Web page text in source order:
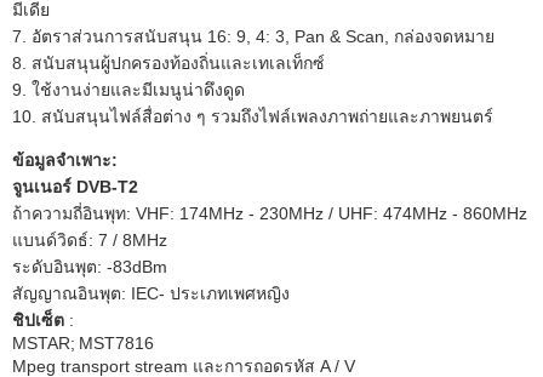
มีเดีย
7. อัตราส่วนการสนับสนุน 16: 9, 4: 3, Pan & Scan, กล่องจดหมาย
8. สนับสนุนผู้ปกครองท้องถิ่นและเทเลเท็กซ์
9. ใช้งานง่ายและมีเมนูน่าดึงดูด
10. สนับสนุนไฟล์สื่อต่าง ๆ รวมถึงไฟล์เพลงภาพถ่ายและภาพยนตร์
ข้อมูลจำเพาะ:
จูนเนอร์ DVB-T2
ถ้าความถี่อินพุท: VHF: 174MHz - 230MHz / UHF: 474MHz - 860MHz
แบนด์วิดธ์: 7 / 8MHz
ระดับอินพุต: -83dBm
สัญญาณอินพุต: IEC- ประเภทเพศหญิง
ชิปเซ็ต :
MSTAR; MST7816
Mpeg transport stream และการถอดรหัส A / V